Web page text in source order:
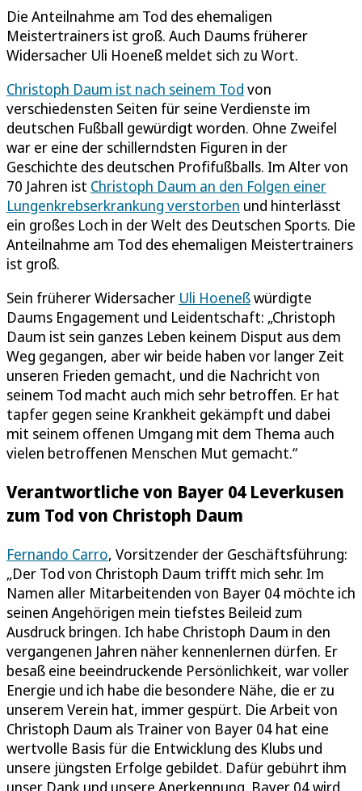
Die Anteilnahme am Tod des ehemaligen
Meistertrainers ist groß. Auch Daums früherer
Widersacher Uli Hoeneß meldet sich zu Wort.
Christoph Daum ist nach seinem Tod von
verschiedensten Seiten für seine Verdienste im
deutschen Fußball gewürdigt worden. Ohne Zweifel
war er eine der schillerndsten Figuren in der
Geschichte des deutschen Profifußballs. Im Alter von
70 Jahren ist Christoph Daum an den Folgen einer
Lungenkrebserkrankung verstorben und hinterlässt
ein großes Loch in der Welt des Deutschen Sports. Die
Anteilnahme am Tod des ehemaligen Meistertrainers
ist groß.
Sein früherer Widersacher Uli Hoeneßwürdigte
Daums Engagement und Leidentschaft: „Christoph
Daum ist sein ganzes Leben keinem Disput aus dem
Weg gegangen, aber wir beide haben vor langer Zeit
unseren Frieden gemacht, und die Nachricht von
seinem Tod macht auch mich sehr betroffen. Er hat
tapfer gegen seine Krankheit gekämpft und dabei
mit seinem offenen Umgang mit dem Thema auch
vielen betroffenen Menschen Mut gemacht.“
Verantwortliche von Bayer 04 Leverkusen
zum Tod von Christoph Daum
Fernando Carro, Vorsitzender der Geschäftsführung:
„Der Tod von Christoph Daum trifft mich sehr. Im
Namen aller Mitarbeitenden von Bayer 04 möchte ich
seinen Angehörigen mein tiefstes Beileid zum
Ausdruck bringen. Ich habe Christoph Daum in den
vergangenen Jahren näher kennenlernen dürfen. Er
besaß eine beeindruckende Persönlichkeit, war voller
Energie und ich habe die besondere Nähe, die er zu
unserem Verein hat, immer gespürt. Die Arbeit von
Christoph Daum als Trainer von Bayer 04 hat eine
wertvolle Basis für die Entwicklung des Klubs und
unsere jüngsten Erfolge gebildet. Dafür gebührt ihm
unser Dank und unsere Anerkennung. Bayer 04 wird